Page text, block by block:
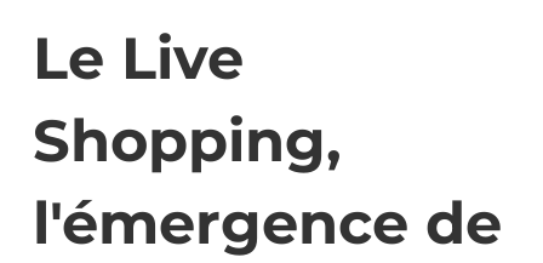
Le Live
Shopping,
l'émergence de